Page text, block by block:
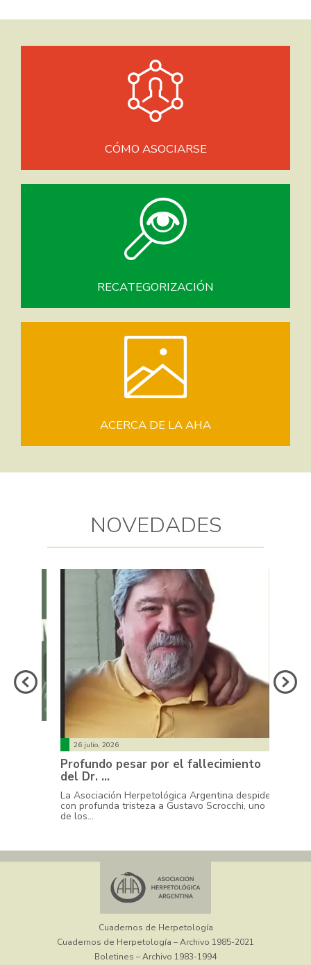
CÓMO ASOCIARSE
RECATEGORIZACIÓN
ACERCA DE LA AHA
NOVEDADES
26 julio, 2026
Profundo pesar por el fallecimiento
del Dr. …
La Asociación Herpetológica Argentina despide
con profunda tristeza a Gustavo Scrocchi, uno
de los…
Cuadernos de Herpetología
Cuadernos de Herpetología – Archivo 1985-2021
Boletines – Archivo 1983-1994